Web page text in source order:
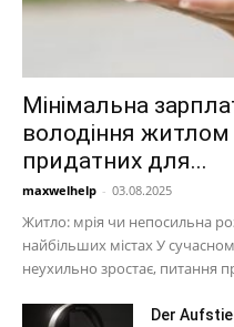
Мінімальна
володіння
придатних для...
maxwelhelp - 03.08.2025
Житло: мрія чи непосильна
найбільших містах У
неухильно зростає, питання
Der